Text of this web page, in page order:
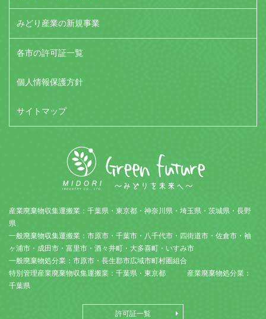
みどり産業の新規事業
各市の許可証一覧
個人情報保護方針
サイトマップ
産業廃棄物収集運搬業：千葉県・東京都・神奈川県・埼玉県・茨城県・長野
県
一般廃棄物収集運搬業：市原市・千葉市・八千代市・四街道市・佐倉市・袖
ヶ浦市・成田市・富里市・酒々井町・大多喜町・いすみ市
一般廃棄物処分業：市原市・長生郡市広域市町村圏組合
特別管理産業廃棄物収集運搬業：千葉県・東京都 産業廃棄物処分業：
千葉県
許可証一覧